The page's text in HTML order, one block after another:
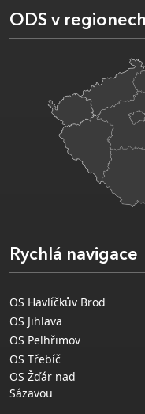
ODS v regionech
Rychlá navigace
OS Havlíčkův Brod
OS Jihlava
OS Pelhřimov
OS Třebíč
OS Žďár nad
Sázavou